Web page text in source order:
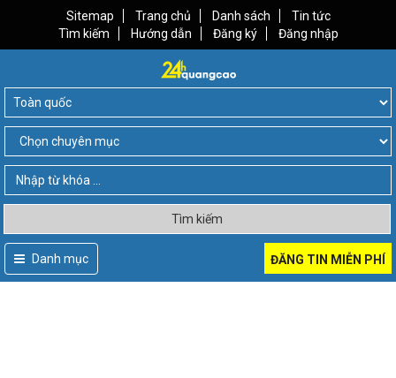
Sitemap Trang chủ Danh sách
Tin tức
Tìm kiếm
Hướng dẫn Đăng ký Đăng nhập
Tìm kiếm
Danh mục ĐĂNG TIN MIỄN PHÍ